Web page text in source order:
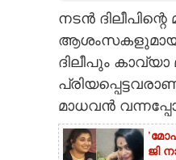
LITERATURE
CONTACT US
നടൻ
ആശംസകളുമായി
ദിലീപും
മാധവൻ
ജി